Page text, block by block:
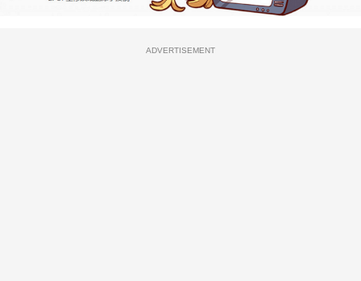
ADVERTISEMENT